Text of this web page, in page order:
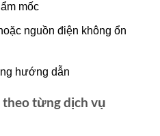
mốc
nguồn điện không ổn
hướng dẫn
theo từng dịch vụ